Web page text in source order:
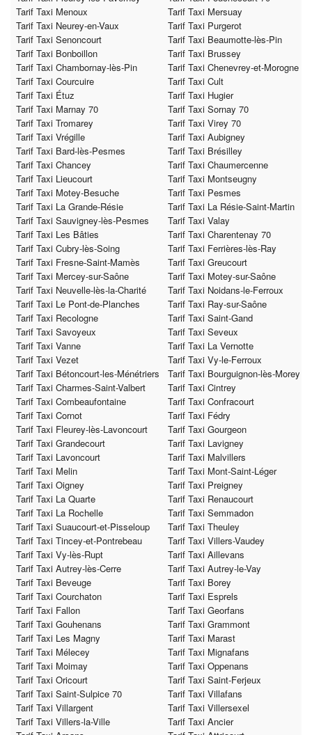
Tarif Taxi Menoux
Tarif Taxi Mersuay
Tarif Taxi Neurey-en-Vaux
Tarif Taxi Purgerot
Tarif Taxi Senoncourt
Tarif Taxi Beaumotte-lès-Pin
Tarif Taxi Bonboillon
Tarif Taxi Brussey
Tarif Taxi Chambornay-lès-Pin
Tarif Taxi Chenevrey-et-Morogne
Tarif Taxi Courcuire
Tarif Taxi Cult
Tarif Taxi Étuz
Tarif Taxi Hugier
Tarif Taxi Marnay 70
Tarif Taxi Sornay 70
Tarif Taxi Tromarey
Tarif Taxi Virey 70
Tarif Taxi Vrégille
Tarif Taxi Aubigney
Tarif Taxi Bard-lès-Pesmes
Tarif Taxi Brésilley
Tarif Taxi Chancey
Tarif Taxi Chaumercenne
Tarif Taxi Lieucourt
Tarif Taxi Montseugny
Tarif Taxi Motey-Besuche
Tarif Taxi Pesmes
Tarif Taxi La Grande-Résie
Tarif Taxi La Résie-Saint-Martin
Tarif Taxi Sauvigney-lès-Pesmes
Tarif Taxi Valay
Tarif Taxi Les Bâties
Tarif Taxi Charentenay 70
Tarif Taxi Cubry-lès-Soing
Tarif Taxi Ferrières-lès-Ray
Tarif Taxi Fresne-Saint-Mamès
Tarif Taxi Greucourt
Tarif Taxi Mercey-sur-Saône
Tarif Taxi Motey-sur-Saône
Tarif Taxi Neuvelle-lès-la-Charité
Tarif Taxi Noidans-le-Ferroux
Tarif Taxi Le Pont-de-Planches
Tarif Taxi Ray-sur-Saône
Tarif Taxi Recologne
Tarif Taxi Saint-Gand
Tarif Taxi Savoyeux
Tarif Taxi Seveux
Tarif Taxi Vanne
Tarif Taxi La Vernotte
Tarif Taxi Vezet
Tarif Taxi Vy-le-Ferroux
Tarif Taxi Bétoncourt-les-Ménétriers
Tarif Taxi Bourguignon-lès-Morey
Tarif Taxi Charmes-Saint-Valbert
Tarif Taxi Cintrey
Tarif Taxi Combeaufontaine
Tarif Taxi Confracourt
Tarif Taxi Cornot
Tarif Taxi Fédry
Tarif Taxi Fleurey-lès-Lavoncourt
Tarif Taxi Gourgeon
Tarif Taxi Grandecourt
Tarif Taxi Lavigney
Tarif Taxi Lavoncourt
Tarif Taxi Malvillers
Tarif Taxi Melin
Tarif Taxi Mont-Saint-Léger
Tarif Taxi Oigney
Tarif Taxi Preigney
Tarif Taxi La Quarte
Tarif Taxi Renaucourt
Tarif Taxi La Rochelle
Tarif Taxi Semmadon
Tarif Taxi Suaucourt-et-Pisseloup
Tarif Taxi Theuley
Tarif Taxi Tincey-et-Pontrebeau
Tarif Taxi Villers-Vaudey
Tarif Taxi Vy-lès-Rupt
Tarif Taxi Aillevans
Tarif Taxi Autrey-lès-Cerre
Tarif Taxi Autrey-le-Vay
Tarif Taxi Beveuge
Tarif Taxi Borey
Tarif Taxi Courchaton
Tarif Taxi Esprels
Tarif Taxi Fallon
Tarif Taxi Georfans
Tarif Taxi Gouhenans
Tarif Taxi Grammont
Tarif Taxi Les Magny
Tarif Taxi Marast
Tarif Taxi Mélecey
Tarif Taxi Mignafans
Tarif Taxi Moimay
Tarif Taxi Oppenans
Tarif Taxi Oricourt
Tarif Taxi Saint-Ferjeux
Tarif Taxi Saint-Sulpice 70
Tarif Taxi Villafans
Tarif Taxi Villargent
Tarif Taxi Villersexel
Tarif Taxi Villers-la-Ville
Tarif Taxi Ancier